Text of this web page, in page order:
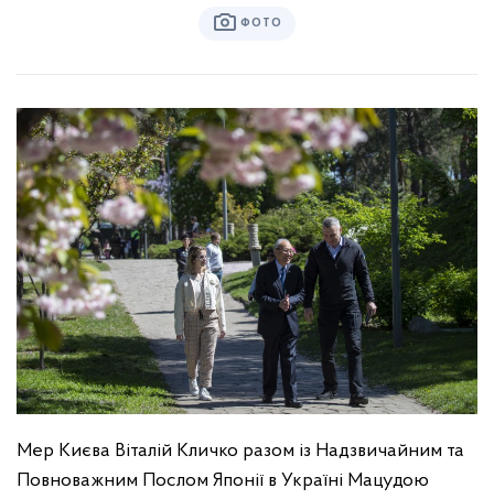
ФОТО
Мер Києва Віталій Кличко разом із Надзвичайним та
Повноважним Послом Японії в Україні Мацудою